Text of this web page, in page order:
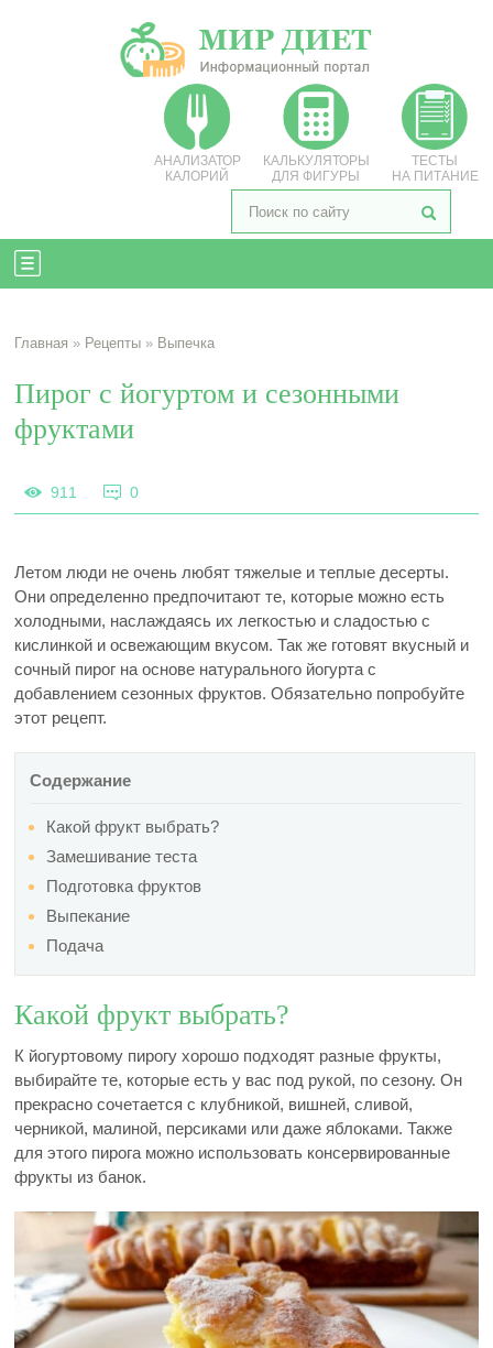
АНАЛИЗАТОР
КАЛОРИЙ
КАЛЬКУЛЯТОРЫ
ДЛЯ ФИГУРЫ
ТЕСТЫ
НА ПИТАНИЕ
Главная » Рецепты » Выпечка
Пирог с йогуртом и сезонными
фруктами
911 0
Летом люди не очень любят тяжелые и теплые десерты.
Они определенно предпочитают те, которые можно есть
холодными, наслаждаясь их легкостью и сладостью с
кислинкой и освежающим вкусом. Так же готовят вкусный и
сочный пирог на основе натурального йогурта с
добавлением сезонных фруктов. Обязательно попробуйте
этот рецепт.
Содержание
Какой фрукт выбрать?
Замешивание теста
Подготовка фруктов
Выпекание
Подача
Какой фрукт выбрать?
К йогуртовому пирогу хорошо подходят разные фрукты,
выбирайте те, которые есть у вас под рукой, по сезону. Он
прекрасно сочетается с клубникой, вишней, сливой,
черникой, малиной, персиками или даже яблоками. Также
для этого пирога можно использовать консервированные
фрукты из банок.